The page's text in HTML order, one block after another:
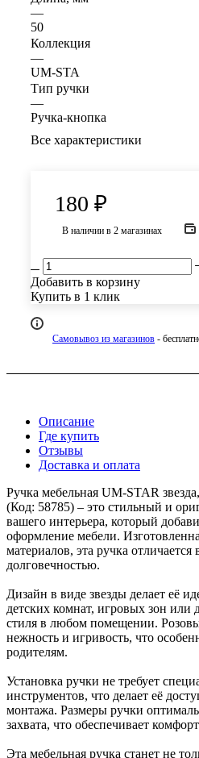
—
50
Коллекция
—
UM-STA
Тип ручки
—
Ручка-кнопка
Все характеристики
180 ₽
В наличии в 2 магазинах
Добавить в корзину
Купить в 1 клик
Самовывоз из магазинов -
Описание
Где купить
Отзывы
Доставка и оплата
Ручка мебельная UM-STAR
(Код: 58785) – это стильный и
вашего интерьера, который
оформление мебели.
материалов, эта ручка
долговечностью.
Дизайн в виде звезды делает её
детских комнат, игровых зон или
стиля в любом помещении.
нежность и игривость, что
родителям.
Установка ручки не требует
инструментов, что делает её
монтажа. Размеры ручки
захвата, что обеспечивает
Эта мебельная ручка станет не